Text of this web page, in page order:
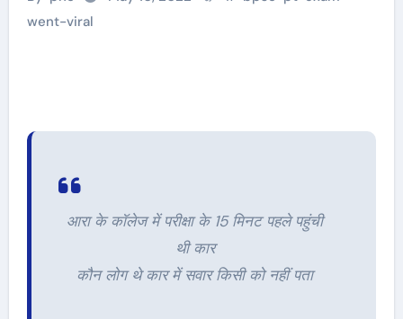
went-viral
आरा के कॉलेज में परीक्षा के 15 मिनट पहले पहुंची
थी कार
कौन लोग थे कार में सवार किसी को नहीं पता